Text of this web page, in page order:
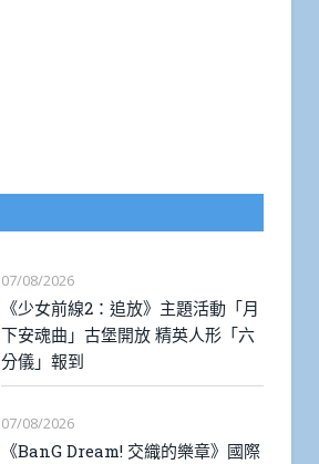
07/08/2026
《少女前線2：追放》主題活動「月
下安魂曲」古堡開放 精英人形「六
分儀」報到
07/08/2026
《BanG Dream! 交織的樂章》國際